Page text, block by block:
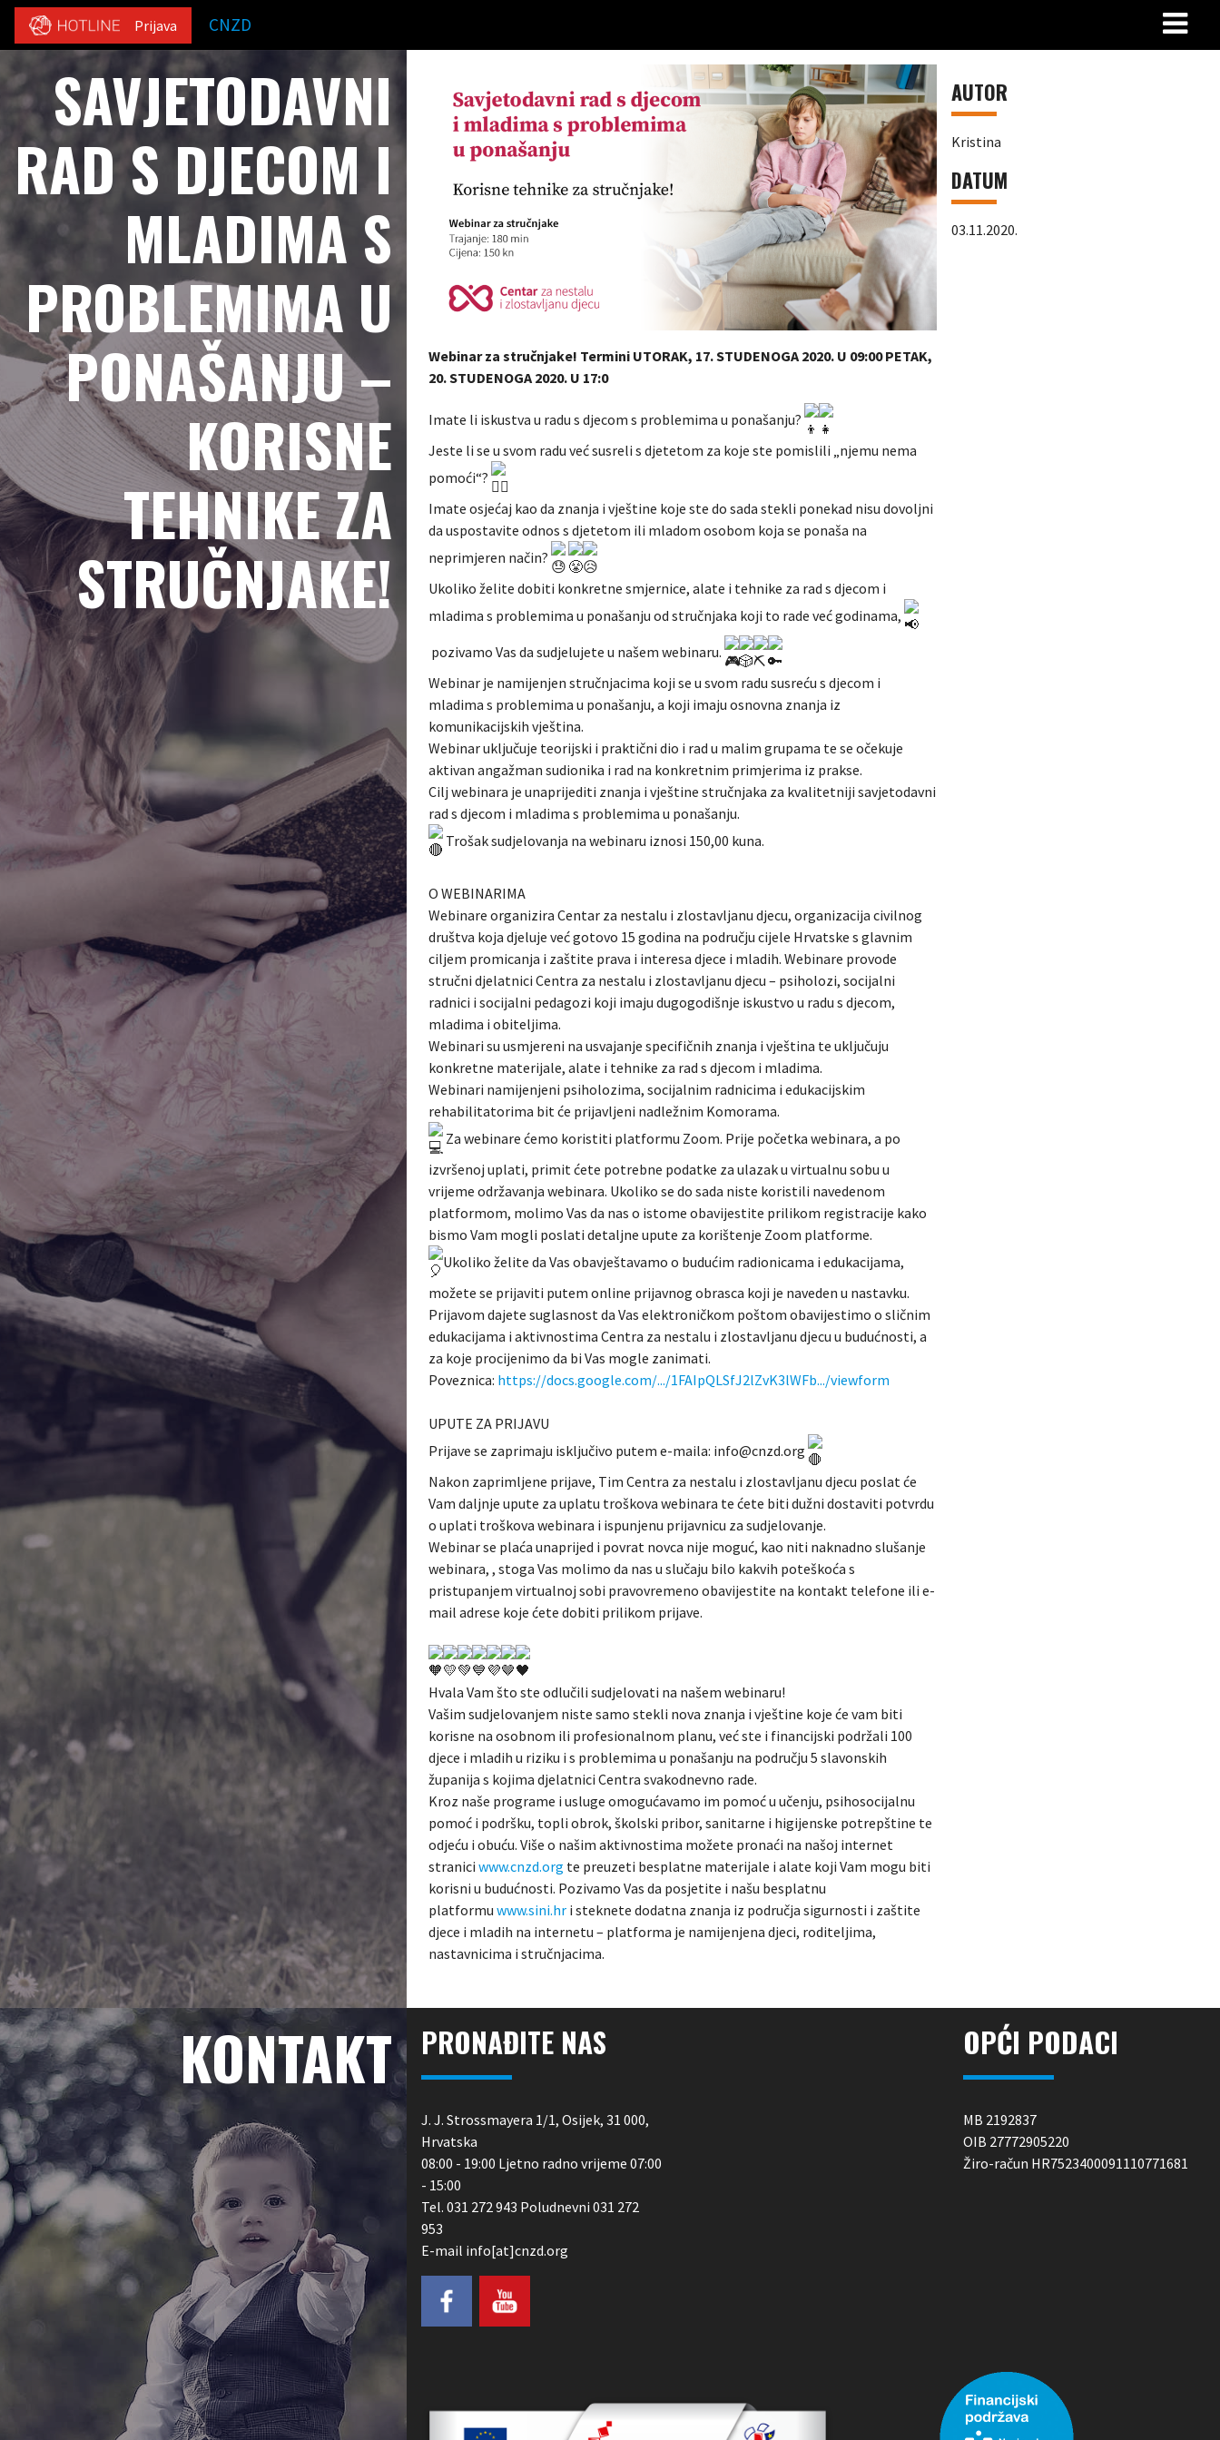
Prijava CNZD
SAVJETODAVNI
RAD S DJECOM I
MLADIMA S
PROBLEMIMA U
PONAŠANJU –
KORISNE
TEHNIKE ZA
STRUČNJAKE!
Webinar za stručnjake! Termini UTORAK, 17. STUDENOGA 2020. U 09:00 PETAK,
20. STUDENOGA 2020. U 17:0
Imate li iskustva u radu s djecom s problemima u ponašanju?
Jeste li se u svom radu već susreli s djetetom za koje ste pomislili „njemu nema
pomoći“?
Imate osjećaj kao da znanja i vještine koje ste do sada stekli ponekad nisu dovoljni
da uspostavite odnos s djetetom ili mladom osobom koja se ponaša na
neprimjeren način?
Ukoliko želite dobiti konkretne smjernice, alate i tehnike za rad s djecom i
mladima s problemima u ponašanju od stručnjaka koji to rade već godinama,
pozivamo Vas da sudjelujete u našem webinaru.
Webinar je namijenjen stručnjacima koji se u svom radu susreću s djecom i
mladima s problemima u ponašanju, a koji imaju osnovna znanja iz
komunikacijskih vještina.
Webinar uključuje teorijski i praktični dio i rad u malim grupama te se očekuje
aktivan angažman sudionika i rad na konkretnim primjerima iz prakse.
Cilj webinara je unaprijediti znanja i vještine stručnjaka za kvalitetniji savjetodavni
rad s djecom i mladima s problemima u ponašanju.
Trošak sudjelovanja na webinaru iznosi 150,00 kuna.
O WEBINARIMA
Webinare organizira Centar za nestalu i zlostavljanu djecu, organizacija civilnog
društva koja djeluje već gotovo 15 godina na području cijele Hrvatske s glavnim
ciljem promicanja i zaštite prava i interesa djece i mladih. Webinare provode
stručni djelatnici Centra za nestalu i zlostavljanu djecu – psiholozi, socijalni
radnici i socijalni pedagozi koji imaju dugogodišnje iskustvo u radu s djecom,
mladima i obiteljima.
Webinari su usmjereni na usvajanje specifičnih znanja i vještina te uključuju
konkretne materijale, alate i tehnike za rad s djecom i mladima.
Webinari namijenjeni psiholozima, socijalnim radnicima i edukacijskim
rehabilitatorima bit će prijavljeni nadležnim Komorama.
Za webinare ćemo koristiti platformu Zoom. Prije početka webinara, a po
izvršenoj uplati, primit ćete potrebne podatke za ulazak u virtualnu sobu u
vrijeme održavanja webinara. Ukoliko se do sada niste koristili navedenom
platformom, molimo Vas da nas o istome obavijestite prilikom registracije kako
bismo Vam mogli poslati detaljne upute za korištenje Zoom platforme.
Ukoliko želite da Vas obavještavamo o budućim radionicama i edukacijama,
možete se prijaviti putem online prijavnog obrasca koji je naveden u nastavku.
Prijavom dajete suglasnost da Vas elektroničkom poštom obavijestimo o sličnim
edukacijama i aktivnostima Centra za nestalu i zlostavljanu djecu u budućnosti, a
za koje procijenimo da bi Vas mogle zanimati.
Poveznica: https://docs.google.com/.../1FAIpQLSfJ2lZvK3lWFb.../viewform
UPUTE ZA PRIJAVU
Prijave se zaprimaju isključivo putem e-maila: info@cnzd.org
Nakon zaprimljene prijave, Tim Centra za nestalu i zlostavljanu djecu poslat će
Vam daljnje upute za uplatu troškova webinara te ćete biti dužni dostaviti potvrdu
o uplati troškova webinara i ispunjenu prijavnicu za sudjelovanje.
Webinar se plaća unaprijed i povrat novca nije moguć, kao niti naknadno slušanje
webinara, , stoga Vas molimo da nas u slučaju bilo kakvih poteškoća s
pristupanjem virtualnoj sobi pravovremeno obavijestite na kontakt telefone ili e-
mail adrese koje ćete dobiti prilikom prijave.
Hvala Vam što ste odlučili sudjelovati na našem webinaru!
Vašim sudjelovanjem niste samo stekli nova znanja i vještine koje će vam biti
korisne na osobnom ili profesionalnom planu, već ste i financijski podržali 100
djece i mladih u riziku i s problemima u ponašanju na području 5 slavonskih
županija s kojima djelatnici Centra svakodnevno rade.
Kroz naše programe i usluge omogućavamo im pomoć u učenju, psihosocijalnu
pomoć i podršku, topli obrok, školski pribor, sanitarne i higijenske potrepštine te
odjeću i obuću. Više o našim aktivnostima možete pronaći na našoj internet
stranici www.cnzd.org te preuzeti besplatne materijale i alate koji Vam mogu biti
korisni u budućnosti. Pozivamo Vas da posjetite i našu besplatnu
platformu www.sini.hri steknete dodatna znanja iz područja sigurnosti i zaštite
djece i mladih na internetu – platforma je namijenjena djeci, roditeljima,
nastavnicima i stručnjacima.
AUTOR
Kristina
DATUM
03.11.2020.
KONTAKT PRONAĐITE NAS
J. J. Strossmayera 1/1, Osijek, 31 000,
Hrvatska
08:00 - 19:00 Ljetno radno vrijeme 07:00
- 15:00
Tel. 031 272 943 Poludnevni 031 272
953
E-mail info[at]cnzd.org
OPĆI PODACI
MB 2192837
OIB 27772905220
Žiro-račun HR7523400091110771681